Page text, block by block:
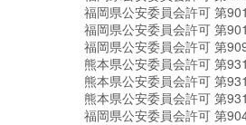
福岡県公安委員会許可 第
福岡県公安委員会許可 第
福岡県公安委員会許可 第
熊本県公安委員会許可 第
熊本県公安委員会許可 第
熊本県公安委員会許可 第
福岡県公安委員会許可 第